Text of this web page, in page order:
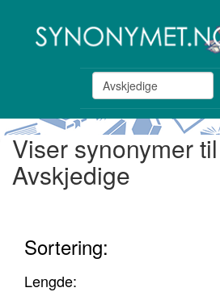
Viser synonymer
Avskjedige
Sortering:
Lengde: